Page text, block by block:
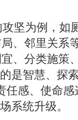
攻坚为例，如
、邻里关系
宜、分类施
是智慧、探
任感、使命
系统升级。